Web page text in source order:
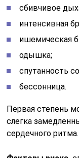
сбивчивое
интенсивная
ишемическая
одышка;
спутанность
бессонница.
Первая степень
слегка
сердечного ритма.